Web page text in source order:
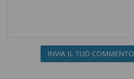
INVIA IL TUO COMMENTO